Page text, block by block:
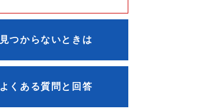
見つからないときは
よくある質問と回答